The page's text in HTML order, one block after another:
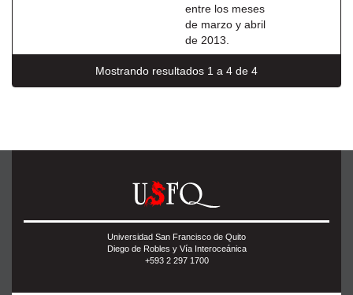
entre los meses
de marzo y abril
de 2013.
Mostrando resultados 1 a 4 de 4
Universidad San Francisco de Quito
Diego de Robles y Vía Interoceánica
+593 2 297 1700